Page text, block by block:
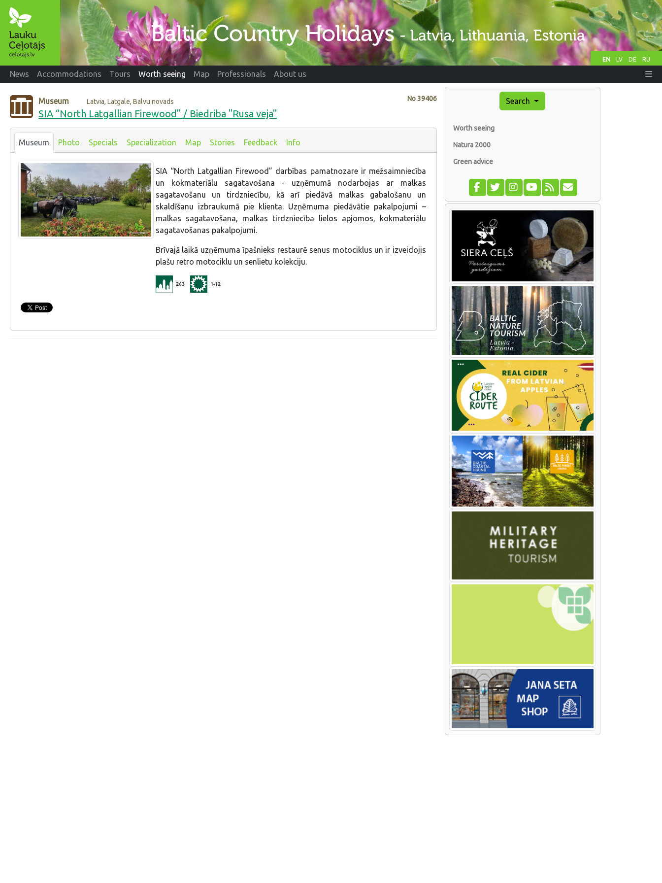
EN LV DE RU
News Accommodations Tours Worth seeing Map Professionals About us
No39406
Museum Latvia, Latgale, Balvu novads
SIA “North Latgallian Firewood” / Biedriba "Rusa veja"
Museum Photo Specials Specialization Map Stories Feedback Info
SIA “North Latgallian Firewood” darbības pamatnozare ir mežsaimniecība
un kokmateriālu sagatavošana - uzņēmumā nodarbojas ar malkas
sagatavošanu un tirdzniecību, kā arī piedāvā malkas gabalošanu un
skaldīšanu izbraukumā pie klienta. Uzņēmuma piedāvātie pakalpojumi –
malkas sagatavošana, malkas tirdzniecība lielos apjomos, kokmateriālu
sagatavošanas pakalpojumi.
Brīvajā laikā uzņēmuma īpašnieks restaurē senus motociklus un ir izveidojis
plašu retro motociklu un senlietu kolekciju.
263 1-12
Search
Worth seeing
Natura 2000
Green advice